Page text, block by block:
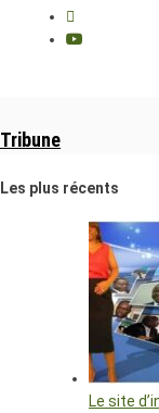
Tribune
Les plus récents
Le site